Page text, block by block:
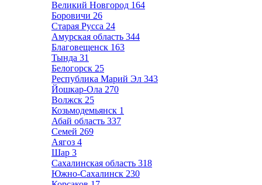
Великий Новгород 164
Боровичи 26
Старая Русса 24
Амурская область 344
Благовещенск 163
Тында 31
Белогорск 25
Республика Марий Эл 343
Йошкар-Ола 270
Волжск 25
Козьмодемьянск 1
Абай область 337
Семей 269
Аягоз 4
Шар 3
Сахалинская область 318
Южно-Сахалинск 230